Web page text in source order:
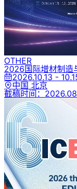
OTHER
2026国际增材制造
2026.10.13 -
中国 北京
截稿时间：